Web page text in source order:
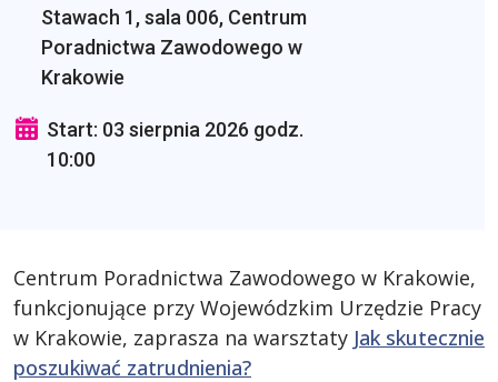
Stawach 1, sala 006, Centrum
Poradnictwa Zawodowego w
Krakowie
Start: 03 sierpnia 2026 godz.
10:00
Centrum Poradnictwa Zawodowego w Krakowie,
funkcjonujące przy Wojewódzkim Urzędzie Pracy
w Krakowie, zaprasza na warsztaty Jak skutecznie
poszukiwać zatrudnienia?